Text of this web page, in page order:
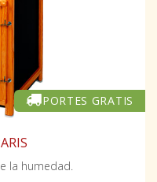
PORTES GRATIS
la humedad.